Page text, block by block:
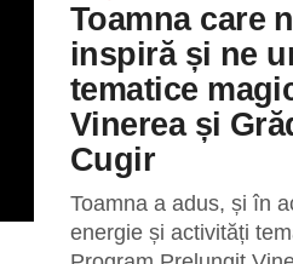
Toamna care
inspiră și ne
tematice
Vinerea și
Cugir
Toamna a adus, și în
energie și activități